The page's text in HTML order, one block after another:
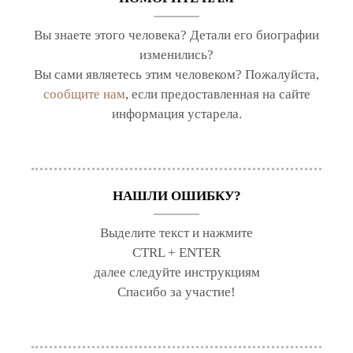
Вы знаете этого человека? Детали его биографии
изменились?
Вы сами являетесь этим человеком? Пожалуйста,
сообщите нам, если предоставленная на сайте
информация устарела.
НАШЛИ ОШИБКУ?
Выделите текст и нажмите
CTRL + ENTER
далее следуйте инструкциям
Спасибо за участие!